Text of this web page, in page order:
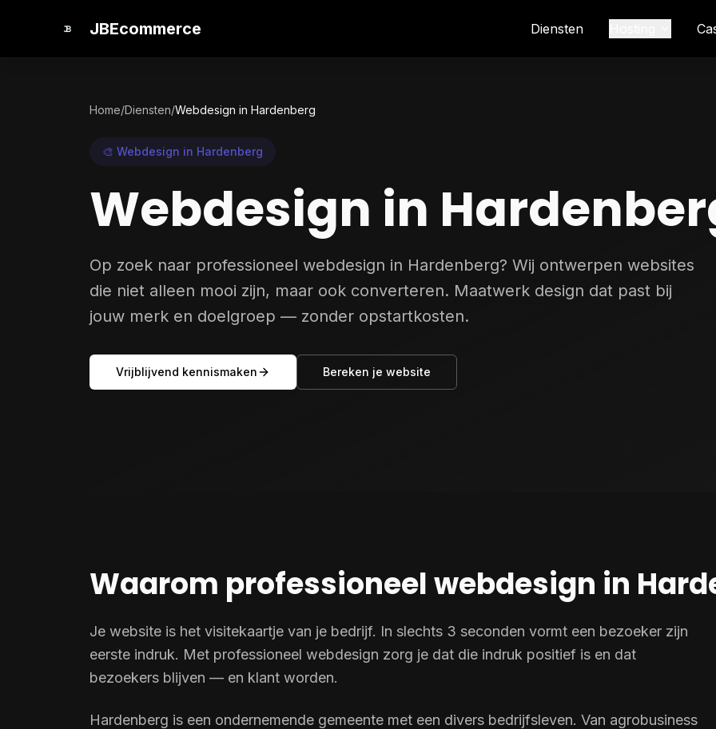
JBEcommerce Diensten
Home/Diensten/Webdesign in Hardenberg
🎨 Webdesign in Hardenberg
Webdesign in
Op zoek naar professioneel webdesign in Hardenberg? Wij ontwerpen websites
die niet alleen mooi zijn, maar ook converteren. Maatwerk design dat past bij
jouw merk en doelgroep — zonder opstartkosten.
Vrijblijvend kennismaken Bereken je website
Waarom professioneel webdesign in
Je website is het visitekaartje van je bedrijf. In slechts 3 seconden vormt een bezoeker zijn
eerste indruk. Met professioneel webdesign zorg je dat die indruk positief is en dat
bezoekers blijven — en klant worden.
Hardenberg is een ondernemende gemeente met een divers bedrijfsleven. Van agrobusiness